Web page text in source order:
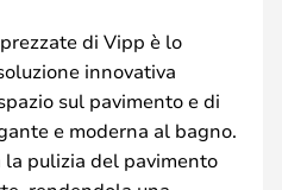
di Vipp è lo
innovativa
sul pavimento e di
e moderna al bagno.
pulizia del pavimento